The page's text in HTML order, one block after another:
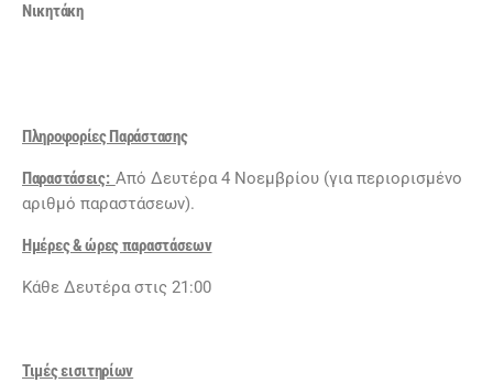
Νικητάκη
Πληροφορίες Παράστασης
Παραστάσεις: Από Δευτέρα 4 Νοεμβρίου (για περιορισμένο
αριθμό παραστάσεων).
Ημέρες & ώρες παραστάσεων
Κάθε Δευτέρα στις 21:00
Τιμές εισιτηρίων